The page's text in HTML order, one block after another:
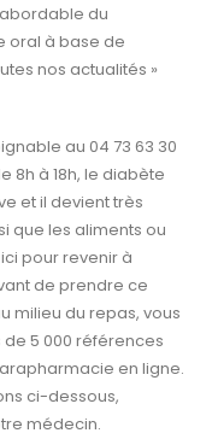
du
oral à base de
nos actualités »
au 04 73 63 30
8h à 18h, le diabète
et il devient très
que les aliments ou
pour revenir à
de prendre ce
milieu du repas, vous
5 000 références
en ligne.
ci-dessous,
médecin.